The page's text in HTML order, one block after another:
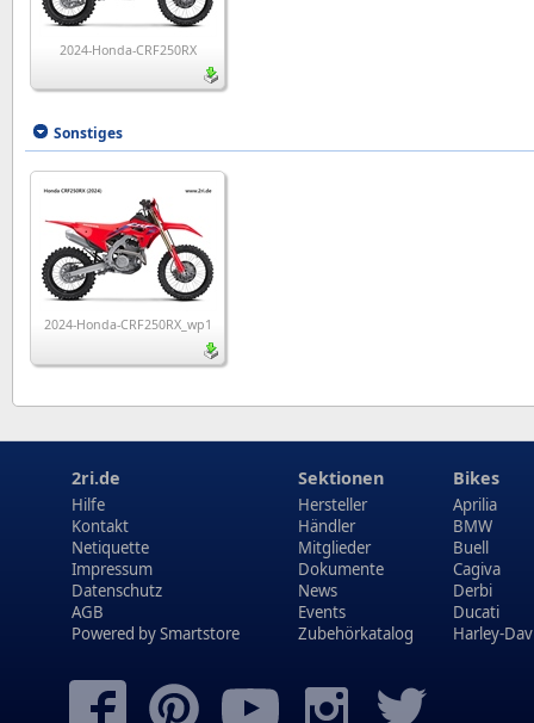
2024-Honda-CRF250RX
Sonstiges
2024-Honda-CRF250RX_wp1
2ri.de
Hilfe
Kontakt
Netiquette
Impressum
Datenschutz
AGB
Powered bySmartstore
Sektionen
Hersteller
Händler
Mitglieder
Dokumente
News
Events
Zubehörkatalog
Bikes
Aprilia
BMW
Buell
Cagiva
Derbi
Ducati
Harley-